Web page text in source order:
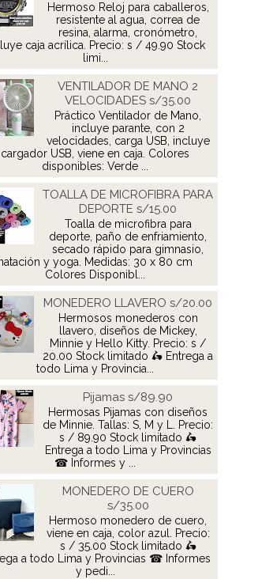
Hermoso Reloj para caballeros,
resistente al agua, correa de
resina, alarma, cronómetro,
caja acrílica. Precio: s / 49.90 Stock
limi...
VENTILADOR DE MANO 2
VELOCIDADES s/35.00
Práctico Ventilador de Mano,
incluye parante, con 2
velocidades, carga USB, incluye
cargador USB, viene en caja. Colores
disponibles: Verde ...
TOALLA DE MICROFIBRA PARA
DEPORTE s/15.00
Toalla de microfibra para
deporte, paño de enfriamiento,
secado rápido para gimnasio,
y yoga. Medidas: 30 x 80 cm
Colores Disponibl...
MONEDERO LLAVERO s/20.00
Hermosos monederos con
llavero, diseños de Mickey,
Minnie y Hello Kitty. Precio: s /
20.00 Stock limitado 🛵 Entrega a
todo Lima y Provincia...
Pijamas s/89.90
Hermosas Pijamas con diseños
de Minnie. Tallas: S, M y L. Precio:
s / 89.90 Stock limitado 🛵
Entrega a todo Lima y Provincias
☎ Informes y ...
MONEDERO DE CUERO
s/35.00
Hermoso monedero de cuero,
viene en caja, color azul. Precio:
s / 35.00 Stock limitado 🛵
a todo Lima y Provincias ☎ Informes
y pedi...